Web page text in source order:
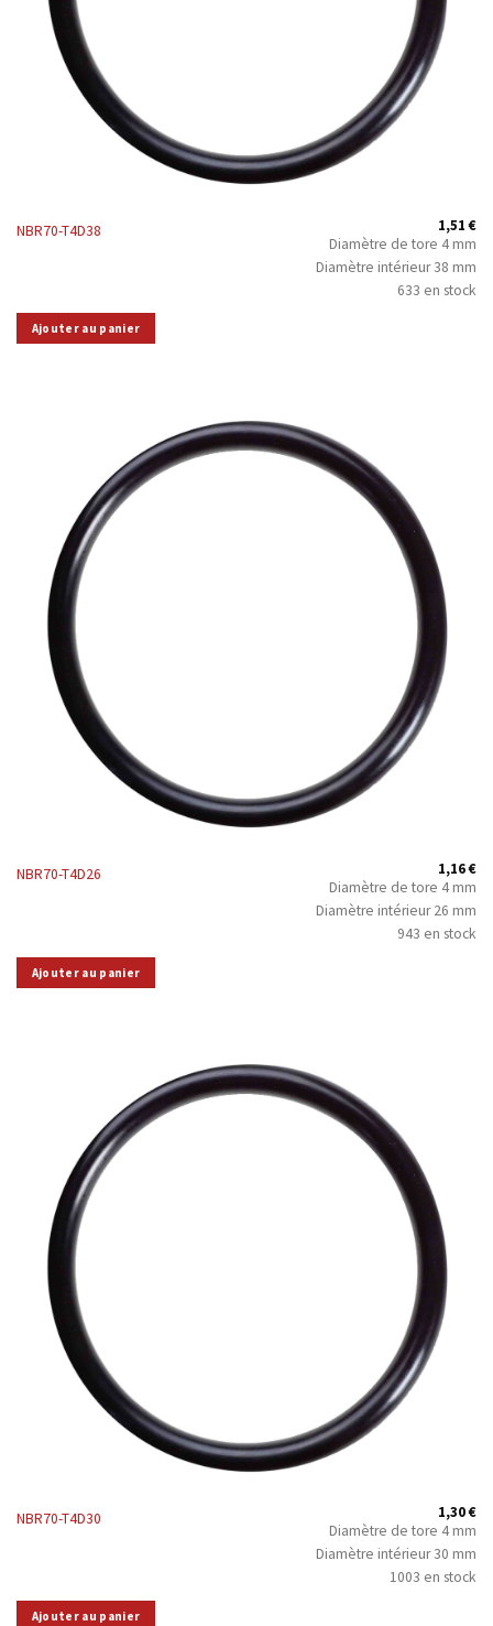
NBR70-T4D38 1,51€
Diamètre de tore 4 mm
Diamètre intérieur 38 mm
633 en stock
Ajouter au panier
NBR70-T4D26 1,16€
Diamètre de tore 4 mm
Diamètre intérieur 26 mm
943 en stock
Ajouter au panier
NBR70-T4D30 1,30€
Diamètre de tore 4 mm
Diamètre intérieur 30 mm
1003 en stock
Ajouter au panier